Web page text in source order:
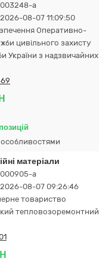
a
08-07 11:09:50
Оперативно-
цивільного захисту
України з надзвичайних
особливостями
матеріали
a
08-07 09:26:46
товариство
тепловозоремонтний